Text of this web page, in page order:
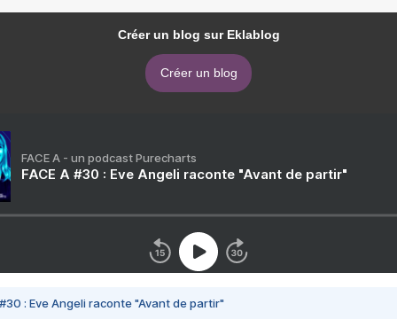
Créer un blog sur Eklablog
Créer un blog
FACE A - un podcast Purecharts
FACE A #30 : Eve Angeli raconte "Avant de partir"
#30 : Eve Angeli raconte "Avant de partir"